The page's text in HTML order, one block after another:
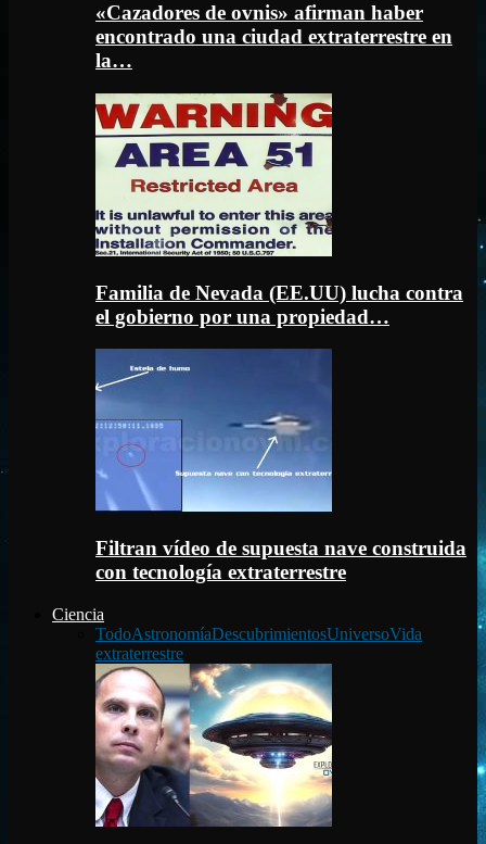
«Cazadores de ovnis» afirman haber
encontrado una ciudad extraterrestre en
la…
Familia de Nevada (EE.UU) lucha contra
el gobierno por una propiedad…
Filtran vídeo de supuesta nave construida
con tecnología extraterrestre
Ciencia
TodoAstronomíaDescubrimientosUniversoVida
extraterrestre